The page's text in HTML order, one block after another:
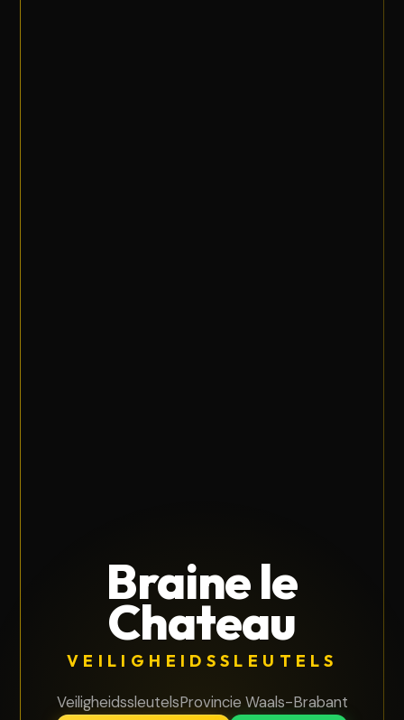
Braine le
Chateau
VEILIGHEIDSSLEUTELS
VeiligheidssleutelsProvincie Waals-Brabant